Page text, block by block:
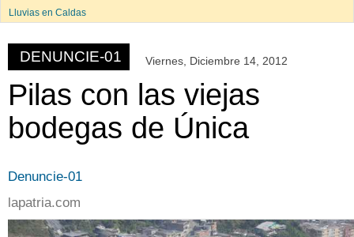
Lluvias en Caldas
DENUNCIE-01 Viernes, Diciembre 14, 2012
Pilas con las viejas
bodegas de Única
Denuncie-01
lapatria.com